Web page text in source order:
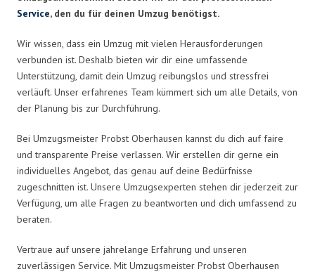
Service, den du für deinen Umzug benötigst.
Wir wissen, dass ein Umzug mit vielen Herausforderungen
verbunden ist. Deshalb bieten wir dir eine umfassende
Unterstützung, damit dein Umzug reibungslos und stressfrei
verläuft. Unser erfahrenes Team kümmert sich um alle Details, von
der Planung bis zur Durchführung.
Bei Umzugsmeister Probst Oberhausen kannst du dich auf faire
und transparente Preise verlassen. Wir erstellen dir gerne ein
individuelles Angebot, das genau auf deine Bedürfnisse
zugeschnitten ist. Unsere Umzugsexperten stehen dir jederzeit zur
Verfügung, um alle Fragen zu beantworten und dich umfassend zu
beraten.
Vertraue auf unsere jahrelange Erfahrung und unseren
zuverlässigen Service. Mit Umzugsmeister Probst Oberhausen